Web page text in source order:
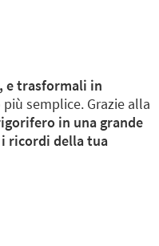
e trasformali in
semplice. Grazie alla
in una grande
ricordi della tua